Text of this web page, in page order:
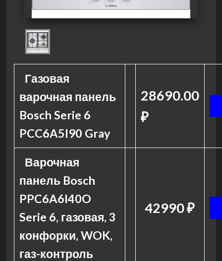
Газовая
варочная панель
Bosch Serie 6
PCC6A5I90 Gray
28690.00
₽
Варочная
панель Bosch
PPC6A6I40O
Serie 6, газовая, 3
конфорки, WOK,
газ-контроль
42990 ₽